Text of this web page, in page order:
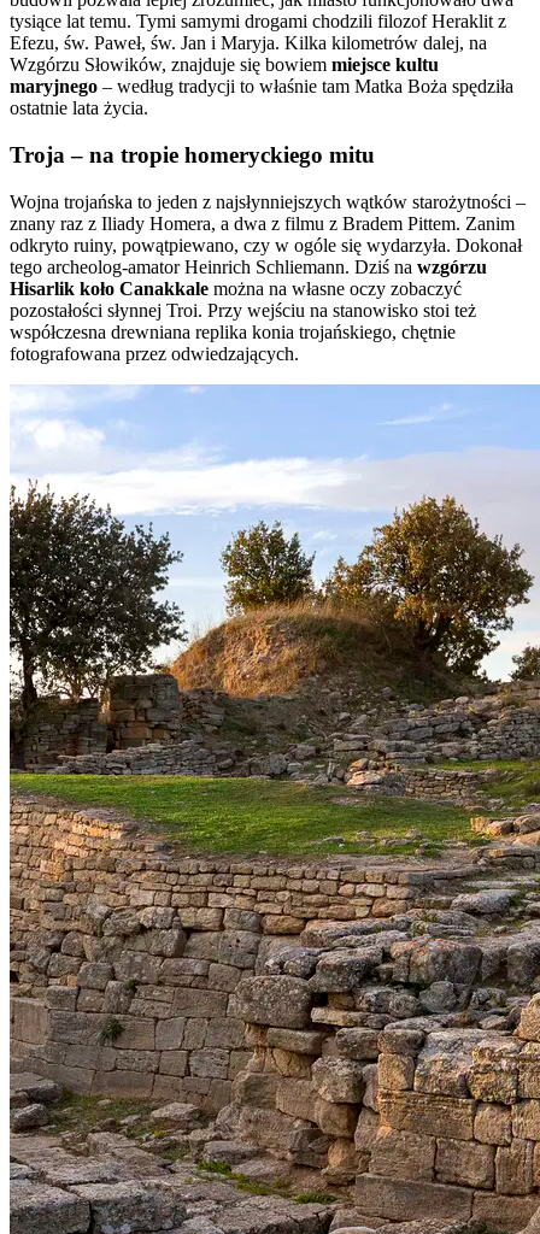
tysiące lat temu. Tymi samymi drogami chodzili filozof Heraklit z
Efezu, św. Paweł, św. Jan i Maryja. Kilka kilometrów dalej, na
Wzgórzu Słowików, znajduje się bowiem miejsce kultu
maryjnego – według tradycji to właśnie tam Matka Boża spędziła
ostatnie lata życia.
Troja – na tropie homeryckiego mitu
Wojna trojańska to jeden z najsłynniejszych wątków starożytności –
znany raz z Iliady Homera, a dwa z filmu z Bradem Pittem. Zanim
odkryto ruiny, powątpiewano, czy w ogóle się wydarzyła. Dokonał
tego archeolog-amator Heinrich Schliemann. Dziś na wzgórzu
Hisarlik koło Canakkale można na własne oczy zobaczyć
pozostałości słynnej Troi. Przy wejściu na stanowisko stoi też
współczesna drewniana replika konia trojańskiego, chętnie
fotografowana przez odwiedzających.